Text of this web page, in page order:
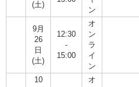
(土)
ン
9月
26
日
(土)
12:30
-
15:00
オ
ン
ラ
イ
ン
10
オ